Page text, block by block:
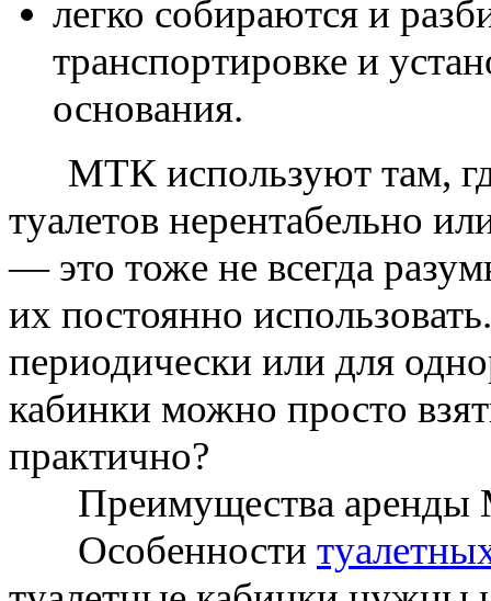
легко собираются и
транспортировке и
основания.
МТК используют там,
туалетов нерентабельно
— это тоже не всегда
их постоянно
периодически или для
кабинки можно просто
практично?
Преимущества аренды
Особенности